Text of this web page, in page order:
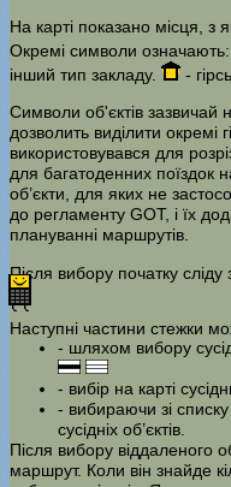
На карті показано місця, з
Окремі символи означають:
інший тип закладу.
-
Символи об'єктів
дозволить виділити окремі
використовувався для
для багатоденних поїздок
об’єкти, для яких не
до регламенту GOT, і їх
плануванні маршрутів.
Після вибору початку
Наступні частини стежки
- шляхом вибору
- вибір на карті
- вибираючи зі
сусідніх об’єктів.
Після вибору віддаленого
маршрут. Коли він знайде